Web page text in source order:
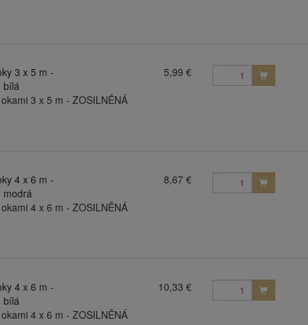
3 x 5 m -
bílá
5,99 €
3 x 5 m - ZOSILNĚNÁ
4 x 6 m -
modrá
8,67 €
4 x 6 m - ZOSILNĚNÁ
4 x 6 m -
bílá
10,33 €
4 x 6 m - ZOSILNĚNÁ